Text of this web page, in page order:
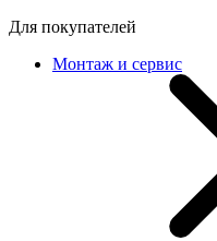
Для покупателей
Монтаж и сервис